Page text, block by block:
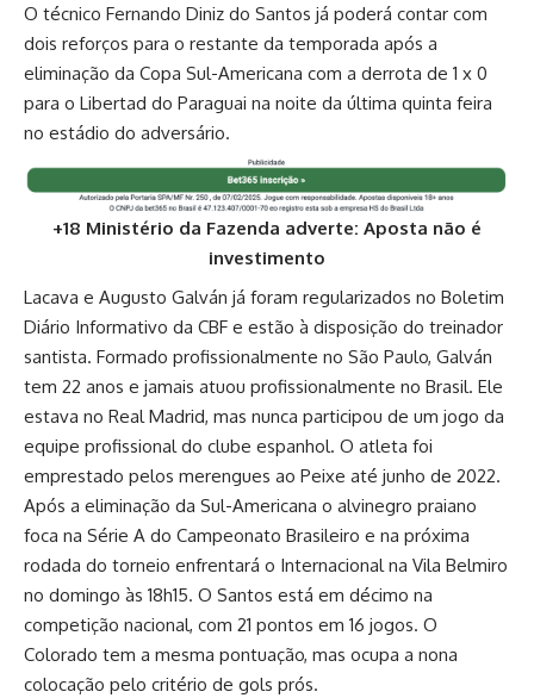
O técnico Fernando Diniz do Santos já poderá contar com
dois reforços para o restante da temporada após a
eliminação da Copa Sul-Americana com a derrota de 1 x 0
para o Libertad do Paraguai na noite da última quinta feira
no estádio do adversário.
+18 Ministério da Fazenda adverte: Aposta não é
investimento
Lacava e Augusto Galván já foram regularizados no Boletim
Diário Informativo da CBF e estão à disposição do treinador
santista. Formado profissionalmente no São Paulo, Galván
tem 22 anos e jamais atuou profissionalmente no Brasil. Ele
estava no Real Madrid, mas nunca participou de um jogo da
equipe profissional do clube espanhol. O atleta foi
emprestado pelos merengues ao Peixe até junho de 2022.
Após a eliminação da Sul-Americana o alvinegro praiano
foca na Série A do Campeonato Brasileiro e na próxima
rodada do torneio enfrentará o Internacional na Vila Belmiro
no domingo às 18h15. O Santos está em décimo na
competição nacional, com 21 pontos em 16 jogos. O
Colorado tem a mesma pontuação, mas ocupa a nona
colocação pelo critério de gols prós.